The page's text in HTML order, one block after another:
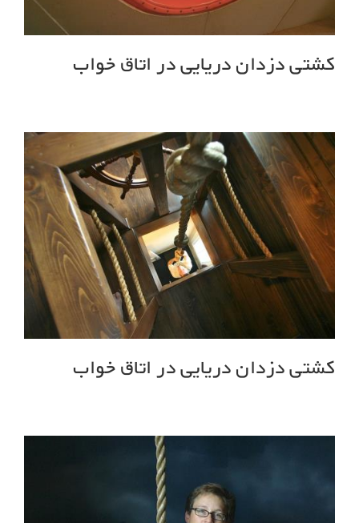
کشتی دزدان دریایی در اتاق خواب
کشتی دزدان دریایی در اتاق خواب